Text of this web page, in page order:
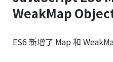
WeakMap
ES6 新增了 Map 和